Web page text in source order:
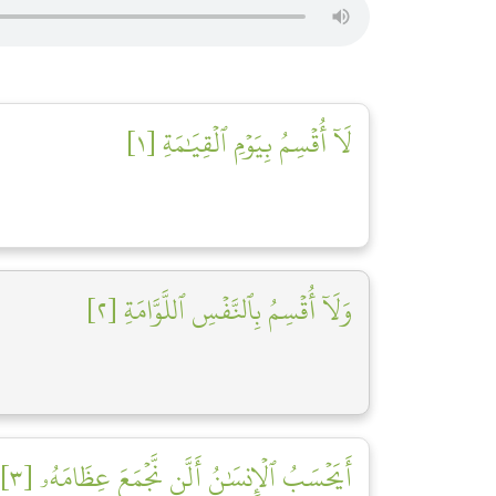
لَآ أُقۡسِمُ بِيَوۡمِ ٱلۡقِيَٰمَةِ [١]
وَلَآ أُقۡسِمُ بِٱلنَّفۡسِ ٱللَّوَّامَةِ [٢]
أَيَحۡسَبُ ٱلۡإِنسَٰنُ أَلَّن نَّجۡمَعَ عِظَامَهُۥ [٣]